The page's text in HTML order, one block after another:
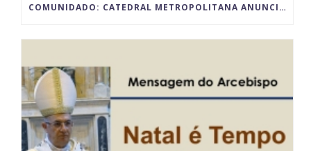
COMUNIDADO: CATEDRAL METROPOLITANA ANUNCIA PARALISAÇÃO TEMPORÁRIA DAS ATIVIDADES POR MOTIVO DAS OBRAS DE RESTAURO